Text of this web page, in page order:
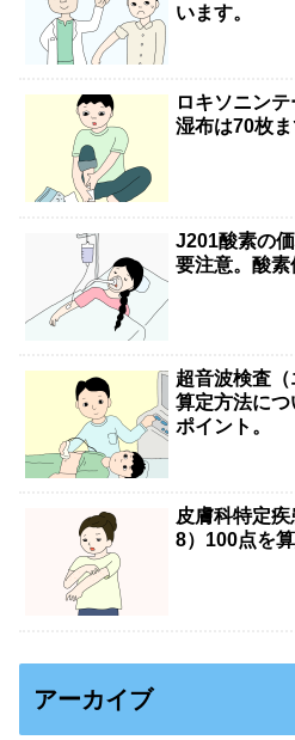
います。
ロキソニン
湿布は70枚ま
J201酸素の
要注意。酸素
超音波検査
算定方法に
ポイント。
皮膚科特定
8）100点を
アーカイブ